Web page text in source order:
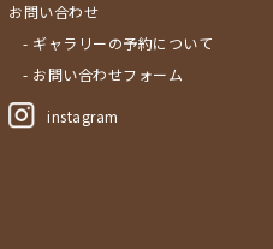
お問い合わせ
- ギャラリーの予約について
- お問い合わせフォーム
instagram